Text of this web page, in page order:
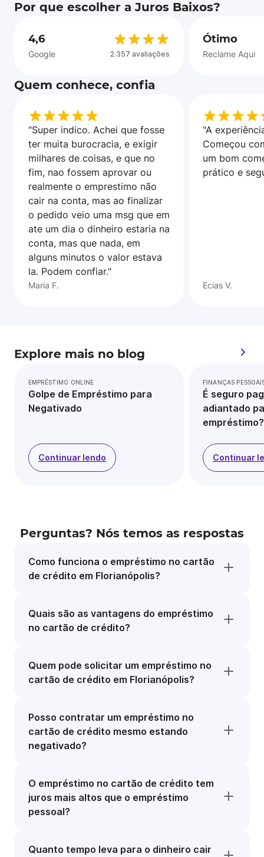
Por que escolher a Juros Baixos?
4,6
Google 2.357 avaliações
Ótimo
Reclame Aqui
Quem conhece, confia
"Super indico. Achei que fosse
ter muita burocracia, e exigir
milhares de coisas, e que no
fim, nao fossem aprovar ou
realmente o emprestimo não
cair na conta, mas ao finalizar
o pedido veio uma msg que em
ate um dia o dinheiro estaria na
conta, mas que nada, em
alguns minutos o valor estava
la. Podem confiar."
Maria F.
"A
Começou
um bom
prático e
Ecias V.
Explore mais no blog
EMPRÉSTIMO ONLINE
Golpe de Empréstimo para
Negativado
Continuar lendo
FINANÇAS
É seguro
adiantado
empréstimo?
Continuar
Perguntas? Nós temos as respostas
Como funciona o empréstimo no cartão
de crédito em Florianópolis?
Quais são as vantagens do empréstimo
no cartão de crédito?
Quem pode solicitar um empréstimo no
cartão de crédito em Florianópolis?
Posso contratar um empréstimo no
cartão de crédito mesmo estando
negativado?
O empréstimo no cartão de crédito tem
juros mais altos que o empréstimo
pessoal?
Quanto tempo leva para o dinheiro cair